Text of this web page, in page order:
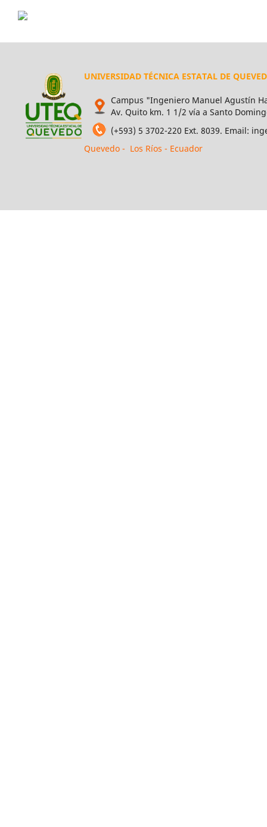
UNIVERSIDAD TÉCNICA ESTATAL DE
Campus "Ingeniero Manuel Agustín
Av. Quito km. 1 1/2 vía a Santo
(+593) 5 3702-220 Ext. 8039. Email:
Quevedo - Los Ríos - Ecuador